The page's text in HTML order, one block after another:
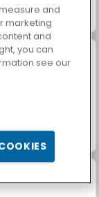
Scala 40
and
marketing
and
you can
see our